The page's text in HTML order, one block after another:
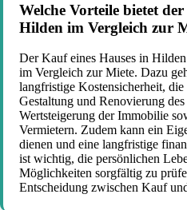
Welche Vorteile bietet
Hilden im Vergleich zur
Der Kauf eines Hauses in
im Vergleich zur Miete. Dazu
langfristige Kostensicherheit,
Gestaltung und Renovierung
Wertsteigerung der Immobilie
Vermietern. Zudem kann ein
dienen und eine langfristige
ist wichtig, die persönlichen
Möglichkeiten sorgfältig zu
Entscheidung zwischen Kauf